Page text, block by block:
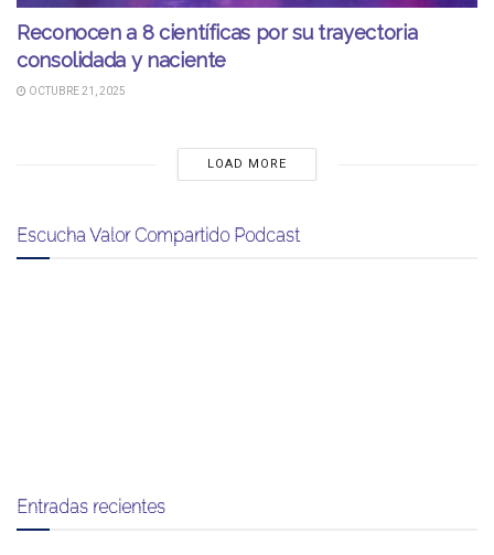
Reconocen a 8 científicas por su trayectoria
consolidada y naciente
OCTUBRE 21, 2025
LOAD MORE
Escucha Valor Compartido Podcast
Entradas recientes